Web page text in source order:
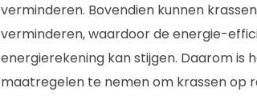
verminderen. Bovendien kunnen
verminderen, waardoor de energie-
energierekening kan stijgen. Daarom is
maatregelen te nemen om krassen op